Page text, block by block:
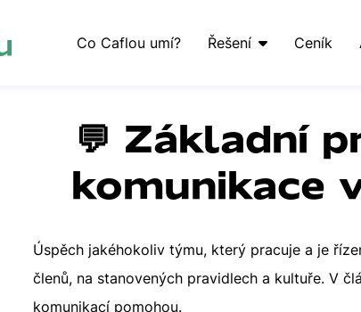
Co Caflou umí? Řešení Ceník
💬 Základní
komunikace
Úspěch jakéhokoliv týmu, který pracuje a je
členů, na stanovených pravidlech a kultuře. V
komunikací pomohou.